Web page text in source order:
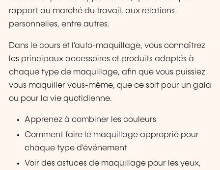
rapport au marché du travail, aux relations
personnelles, entre autres.
Dans le cours et l'auto-maquillage, vous connaîtrez
les principaux accessoires et produits adaptés à
chaque type de maquillage, afin que vous puissiez
vous maquiller vous-même, que ce soit pour un gala
ou pour la vie quotidienne.
Apprenez à combiner les couleurs
Comment faire le maquillage approprié pour
chaque type d'événement
Voir des astuces de maquillage pour les yeux,